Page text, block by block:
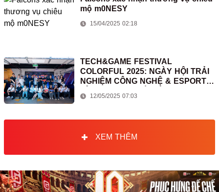
mộ m0NESY
15/04/2025 02:18
TECH&GAME FESTIVAL
COLORFUL 2025: NGÀY HỘI TRẢI
NGHIỆM CÔNG NGHỆ & ESPORTS
12/05/2025 07:03
XEM THÊM